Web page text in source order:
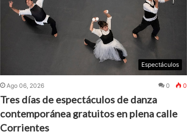
Espectáculos
Ago 06, 2026 0 0
Tres días de espectáculos de danza
contemporánea gratuitos en plena calle
Corrientes